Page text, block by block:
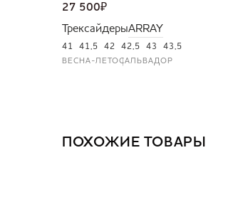
27 500₽
ТрексайдерыARRAY
41 41,5 42 42,5 43 43,5
ВЕСНА-ЛЕТОСАЛЬВАДОР
ПОХОЖИЕ ТОВАРЫ